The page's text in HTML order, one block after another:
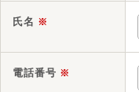
氏名 ※
電話番号 ※